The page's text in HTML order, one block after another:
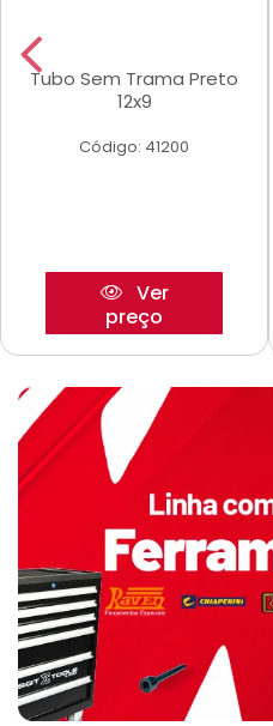
Tubo Sem Trama Preto
12x9
Código: 41200
Ver
preço